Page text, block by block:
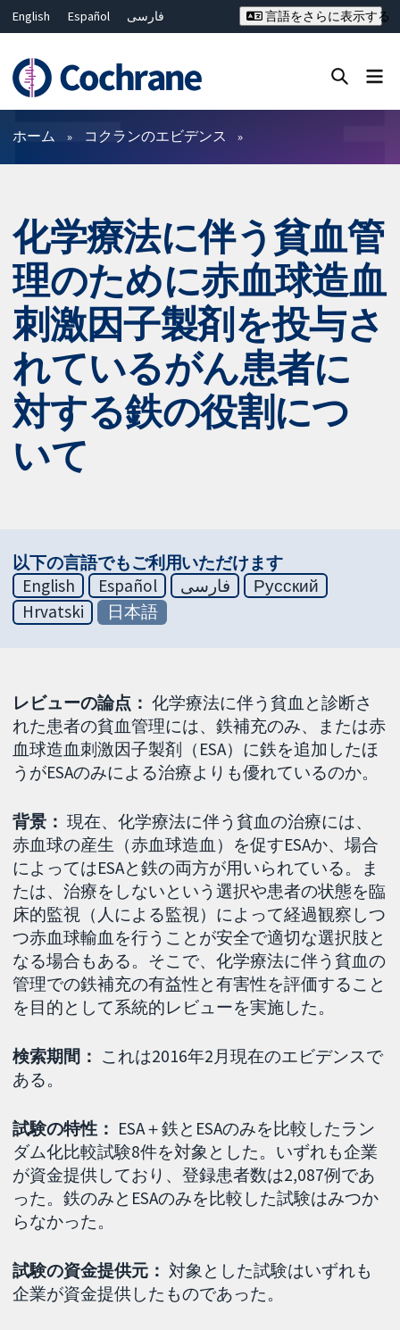
English Español
فارسی
Deutsch
Bahasa Malaysia
ไทย
繁體中文
简体中文
言語をさらに表示する
フィルター
ホーム コクランのエビデンス
化学療法に伴う貧血管
理のために赤血球造血
刺激因子製剤を投与さ
れているがん患者に
対する鉄の役割につ
いて
以下の言語でもご利用いただけます
English
Español فارسی
Русский
Hrvatski
日本語
レビューの論点： 化学療法に伴う貧血と診断さ
れた患者の貧血管理には、鉄補充のみ、または赤
血球造血刺激因子製剤（ESA）に鉄を追加したほ
うがESAのみによる治療よりも優れているのか。
背景：現在、化学療法に伴う貧血の治療には、
赤血球の産生（赤血球造血）を促すESAか、場合
によってはESAと鉄の両方が用いられている。ま
たは、治療をしないという選択や患者の状態を臨
床的監視（人による監視）によって経過観察しつ
つ赤血球輸血を行うことが安全で適切な選択肢と
なる場合もある。そこで、化学療法に伴う貧血の
管理での鉄補充の有益性と有害性を評価すること
を目的として系統的レビューを実施した。
検索期間： これは2016年2月現在のエビデンスで
ある。
試験の特性： ESA＋鉄とESAのみを比較したラン
ダム化比較試験8件を対象とした。いずれも企業
が資金提供しており、登録患者数は2,087例であ
った。鉄のみとESAのみを比較した試験はみつか
らなかった。
試験の資金提供元： 対象とした試験はいずれも
企業が資金提供したものであった。